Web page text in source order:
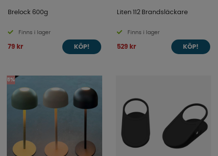
Brelock 600g
Finns i lager
79 kr KÖP!
Liten 112 Brandsläckare
Finns i lager
529 kr KÖP!
5%